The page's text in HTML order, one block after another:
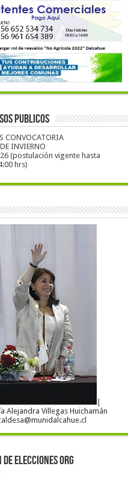
PUBLICOS
CONVOCATORIA
INVIERNO
(postulación vigente hasta
hrs)
Alejandra Villegas Huichamán
ELECCIONES ORG